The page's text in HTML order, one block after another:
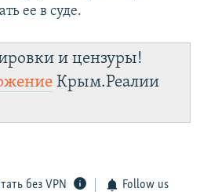
ее в суде.
и цензуры!
Крым.Реалии
без VPN Follow us